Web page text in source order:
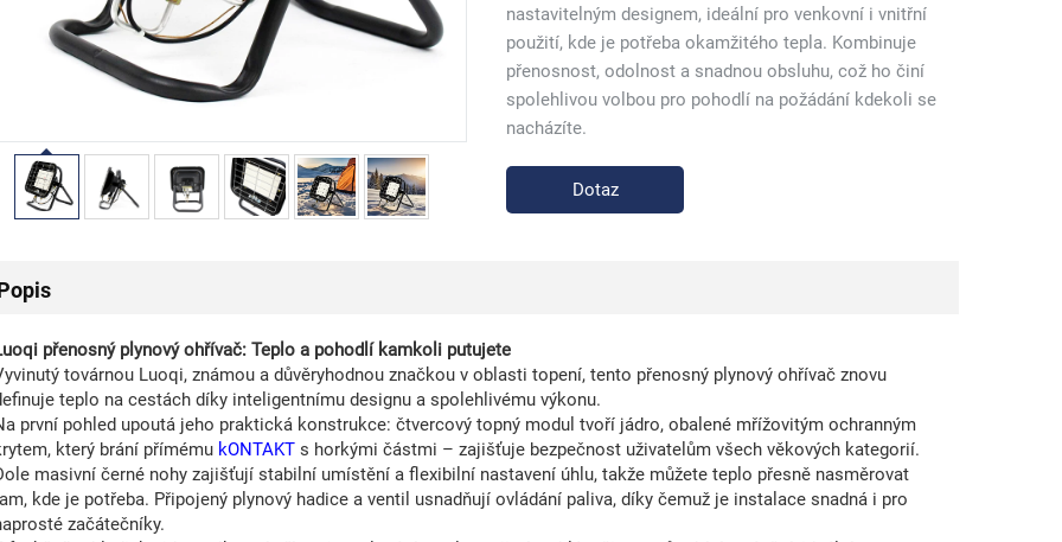
nastavitelným designem, ideální pro venkovní i vnitřní
použití, kde je potřeba okamžitého tepla. Kombinuje
přenosnost, odolnost a snadnou obsluhu, což ho činí
spolehlivou volbou pro pohodlí na požádání kdekoli se
nacházíte.
Dotaz
přenosný plynový ohřívač: Teplo a pohodlí kamkoli putujete
továrnou Luoqi, známou a důvěryhodnou značkou v oblasti topení, tento přenosný plynový ohřívač znovu
teplo na cestách díky inteligentnímu designu a spolehlivému výkonu.
první pohled upoutá jeho praktická konstrukce: čtvercový topný modul tvoří jádro, obalené mřížovitým ochranným
který brání přímému kONTAKT s horkými částmi – zajišťuje bezpečnost uživatelům všech věkových kategorií.
masivní černé nohy zajišťují stabilní umístění a flexibilní nastavení úhlu, takže můžete teplo přesně nasměrovat
kde je potřeba. Připojený plynový hadice a ventil usnadňují ovládání paliva, díky čemuž je instalace snadná i pro
začátečníky.